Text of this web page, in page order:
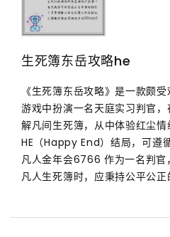
生死簿东岳攻略he
《生死簿东岳攻略》是一款颇
游戏中扮演一名天庭实习判官
解凡间生死簿，从中体验红尘
HE（Happy End）结局，可遵
凡人金年会6766 作为一名判官
凡人生死簿时，应秉持公平公正